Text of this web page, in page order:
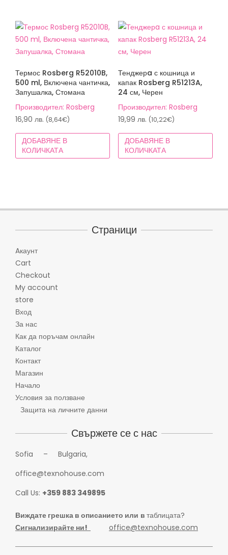
Термос Rosberg R52010B,
500 ml, Включена чантичка,
Запушалка, Стомана
Производител: Rosberg
16,90 лв. (8,64€)
ДОБАВЯНЕ В
КОЛИЧКАТА
Тенджерa с кошница и
капак Rosberg R51213A,
24 см, Черен
Производител: Rosberg
19,99 лв. (10,22€)
ДОБАВЯНЕ В
КОЛИЧКАТА
Страници
Aкаунт
Cart
Checkout
My account
store
Вход
За нас
Как да поръчам онлайн
Каталог
Контакт
Магазин
Начало
Условия за ползване
Защита на личните данни
Свържете се с нас
Sofia – Bulgaria,
office@texnohouse.com
Call Us: +359 883 349895
Виждате грешка в описанието или в таблицата?
Сигнализирайте ни!
office@texnohouse.com